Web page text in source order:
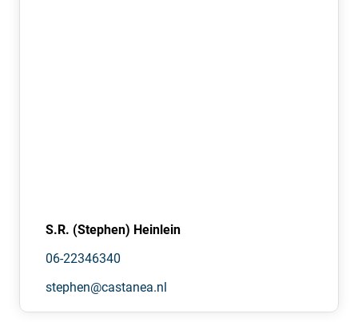
S.R. (Stephen) Heinlein
06-22346340
stephen@castanea.nl